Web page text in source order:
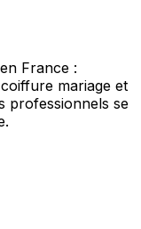
France :
mariage et
professionnels se